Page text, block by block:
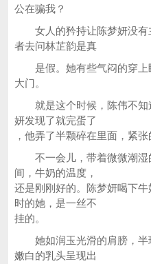
公在骗我？
女人的矜持让陈梦妍没有
者去问林芷韵是真
是假。她有些气闷的穿上
大门。
就是这个时候，陈伟不知
妍发现了就完蛋了
，他弄了半颗碎在里面，紧张
不一会儿，带着微微潮湿
间，牛奶的温度，
还是刚刚好的。陈梦妍喝下
时的她，是一丝不
挂的。
她如润玉光滑的肩膀，半
嫩白的乳头呈现出